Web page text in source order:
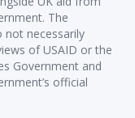
The
not necessarily
of USAID or the
Government and
official